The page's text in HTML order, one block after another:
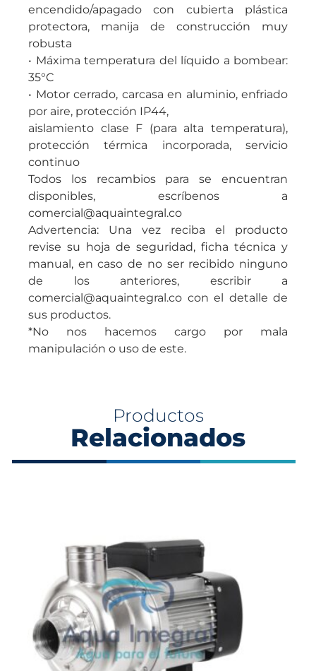
encendido/apagado con cubierta plástica
protectora, manija de construcción muy
robusta
• Máxima temperatura del líquido a bombear:
35°C
• Motor cerrado, carcasa en aluminio, enfriado
por aire, protección IP44,
aislamiento clase F (para alta temperatura),
protección térmica incorporada, servicio
continuo
Todos los recambios para se encuentran
disponibles, escríbenos a
comercial@aquaintegral.co
Advertencia: Una vez reciba el producto
revise su hoja de seguridad, ficha técnica y
manual, en caso de no ser recibido ninguno
de los anteriores, escribir a
comercial@aquaintegral.co con el detalle de
sus productos.
*No nos hacemos cargo por mala
manipulación o uso de este.
Productos
Relacionados